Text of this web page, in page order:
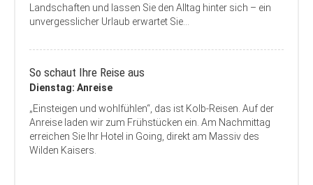
Landschaften und lassen Sie den Alltag hinter sich – ein
unvergesslicher Urlaub erwartet Sie...
So schaut Ihre Reise aus
Dienstag: Anreise
„Einsteigen und wohlfühlen“, das ist Kolb-Reisen. Auf der
Anreise laden wir zum Frühstücken ein. Am Nachmittag
erreichen Sie Ihr Hotel in Going, direkt am Massiv des
Wilden Kaisers.